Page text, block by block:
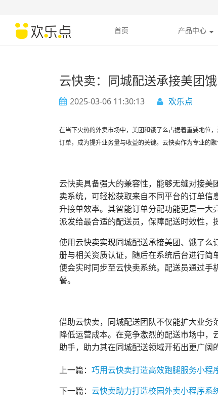
首页 产品中心
云快卖：同城配送承接美团
2025-03-06 11:30:13 欢乐点
在当下火热的外卖市场中，美团和饿了么占据着重要地位
订单，成为提升业务量与收益的关键。云快卖作为专业的
云快卖具备强大的兼容性，能够无缝对接
卖系统，可轻松获取来自不同平台的订单
升接单效率。其智能订单分配功能更是一
派发给最合适的配送员，保障配送时效性，
使用云快卖实现同城配送承接美团、饿了
册与相关资质认证，随后在系统后台进行
便会实时同步至云快卖系统。配送员通过手
餐。
借助云快卖，同城配送团队不仅能扩大业务
降低运营成本。在竞争激烈的配送市场中
助手，助力其在同城配送领域开拓出更广阔
上一篇： 巧用云快卖打造高效跑腿服务小程
下一篇： 云快卖助力打造校园外卖小程序系